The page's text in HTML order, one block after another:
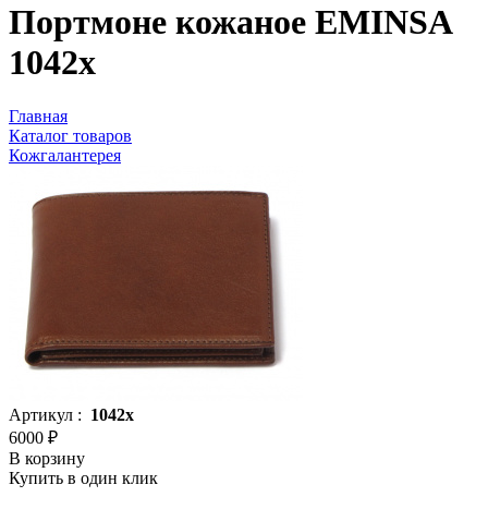
Портмоне кожаное EMINSA
1042x
Главная
Каталог товаров
Кожгалантерея
Артикул : 1042x
6000 ₽
В корзину
Купить в один клик